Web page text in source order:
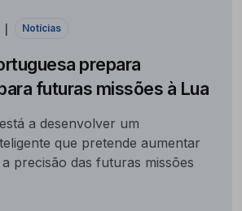
Notícias
prepara
futuras missões à Lua
a desenvolver um
que pretende aumentar
precisão das futuras missões